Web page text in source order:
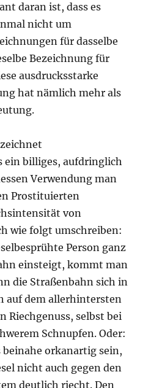
daran ist, dass es
nicht um
für dasselbe
Bezeichnung für
ausdrucksstarke
hat nämlich mehr als
ein billiges, aufdringlich
Verwendung man
Prostituierten
von
wie folgt umschreiben:
Person ganz
einsteigt, kommt man
die Straßenbahn sich in
auf dem allerhintersten
Riechgenuss, selbst bei
Schnupfen. Oder:
beinahe orkanartig sein,
nicht auch gegen den
deutlich riecht. Den